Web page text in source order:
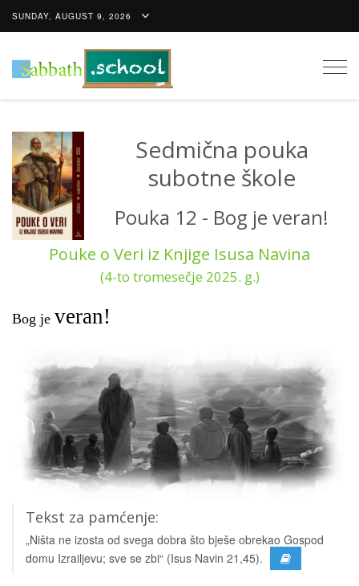
SUNDAY, AUGUST 9, 2026
Sedmična pouka
subotne škole
Pouka 12 - Bog je veran!
Pouke o Veri iz Knjige Isusa Navina
(4-to tromesečje 2025. g.)
Bog je veran!
Tekst za pamćenje:
„Ništa ne izosta od svega dobra što bješe obrekao Gospod
domu Izrailjevu; sve se zbi“ (Isus Navin 21,45).